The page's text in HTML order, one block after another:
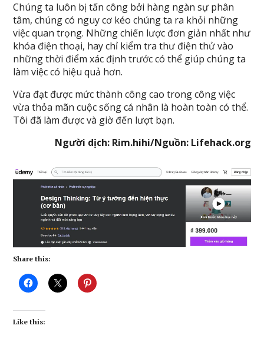
Chúng ta luôn bị tấn công bởi hàng ngàn sự phân
tâm, chúng có nguy cơ kéo chúng ta ra khỏi những
việc quan trọng. Những chiến lược đơn giản nhất như
khóa điện thoại, hay chỉ kiểm tra thư điện thử vào
những thời điểm xác định trước có thể giúp chúng ta
làm việc có hiệu quả hơn.
Vừa đạt được mức thành công cao trong công việc
vừa thỏa mãn cuộc sống cá nhân là hoàn toàn có thể.
Tôi đã làm được và giờ đến lượt bạn.
Người dịch: Rim.hihi/Nguồn: Lifehack.org
Share this:
Like this: